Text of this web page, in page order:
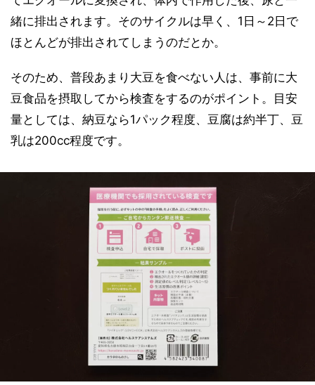
緒に排出されます。そのサイクルは早く、1日～2日で
ほとんどが排出されてしまうのだとか。
そのため、普段あまり大豆を食べない人は、事前に大
豆食品を摂取してから検査をするのがポイント。目安
量としては、納豆なら1パック程度、豆腐は約半丁、豆
乳は200cc程度です。